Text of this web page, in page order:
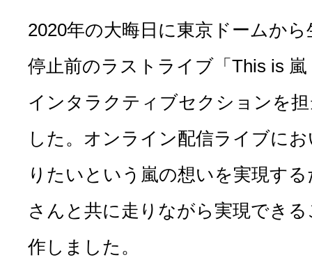
2020年の大晦日に東京ドームか
停止前のラストライブ「This is 嵐
インタラクティブセクションを
した。オンライン配信ライブに
りたいという嵐の想いを実現す
さんと共に走りながら実現でき
作しました。